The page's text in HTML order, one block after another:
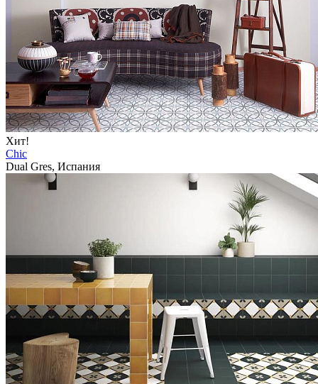
Хит!
Chic
Dual Gres, Испания